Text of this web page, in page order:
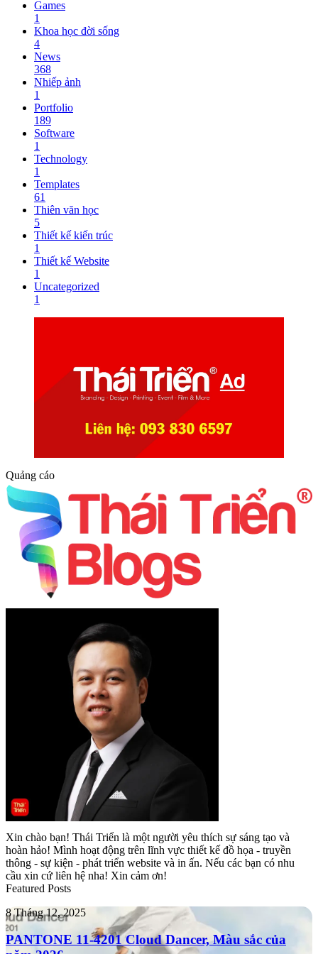
Games
1
Khoa học đời sống
4
News
368
Nhiếp ảnh
1
Portfolio
189
Software
1
Technology
1
Templates
61
Thiên văn học
5
Thiết kế kiến trúc
1
Thiết kế Website
1
Uncategorized
1
Quảng cáo
Xin chào bạn! Thái Triển là một người yêu thích sự sáng tạo và
hoàn hảo! Mình hoạt động trên lĩnh vực thiết kế đồ họa - truyền
thông - sự kiện - phát triển website và in ấn. Nếu các bạn có nhu
cầu xin cứ liên hệ nha! Xin cảm ơn!
Featured Posts
PANTONE
11-
4201
Cloud
8 Tháng 12, 2025
PANTONE 11-4201 Cloud Dancer, Màu sắc của